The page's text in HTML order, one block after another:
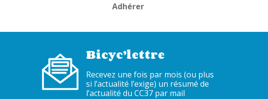
Adhérer
Bicyc’lettre
Recevez une fois par mois (ou plus
si l’actualité l’exige) un résumé de
l’actualité du CC37 par mail